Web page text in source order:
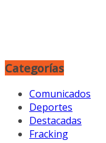
Categorías
Comunicados
Deportes
Destacadas
Fracking